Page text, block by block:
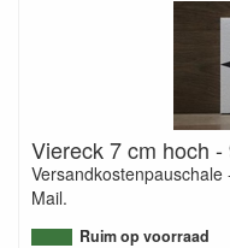
Viereck 7 cm hoch -
Mail.
Ruim op voorraad